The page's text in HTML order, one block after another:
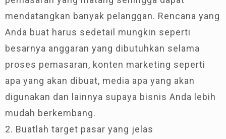
mendatangkan banyak pelanggan. Rencana yang
Anda buat harus sedetail mungkin seperti
besarnya anggaran yang dibutuhkan selama
proses pemasaran, konten marketing seperti
apa yang akan dibuat, media apa yang akan
digunakan dan lainnya supaya bisnis Anda lebih
mudah berkembang.
2. Buatlah target pasar yang jelas